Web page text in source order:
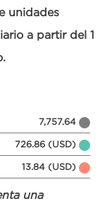
unidades
a partir del 1
7,757.64
726.86 (USD)
13.84 (USD)
una